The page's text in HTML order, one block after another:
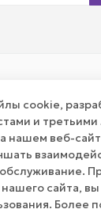
cookie,
и
нашем веб-
сайта,
Более